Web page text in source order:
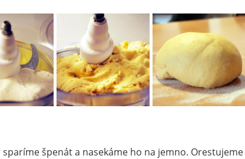
sparíme špenát a nasekáme ho na jemno. Orestujeme